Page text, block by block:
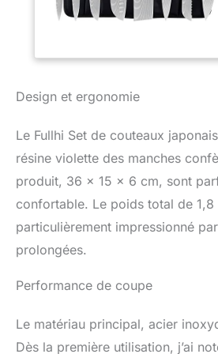
Design et ergonomie
Le Fullhi Set de couteaux
résine violette des manches
produit, 36 x 15 x 6 cm, sont
confortable. Le poids total de 1,8
particulièrement impressionné
prolongées.
Performance de coupe
Le matériau principal, acier
Dès la première utilisation, j’ai